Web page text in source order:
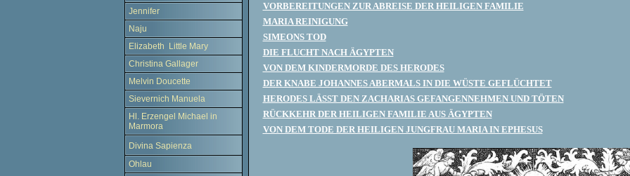
Jennifer
Naju
Elizabeth Little Mary
Christina Gallager
Melvin Doucette
Sievernich Manuela
Hl. Erzengel Michael in
Marmora
Divina Sapienza
Ohlau
VORBEREITUNGEN ZUR ABREISE DER HEILIGEN FAMILIE
MARIA REINIGUNG
SIMEONS TOD
DIE FLUCHT NACH ÄGYPTEN
VON DEM KINDERMORDE DES HERODES
DER KNABE JOHANNES ABERMALS IN DIE WÜSTE GEFLÜCHTET
HERODES LÄSST DEN ZACHARIAS GEFANGENNEHMEN UND TÖTEN
RÜCKKEHR DER HEILIGEN FAMILIE AUS ÄGYPTEN
VON DEM TODE DER HEILIGEN JUNGFRAU MARIA IN EPHESUS